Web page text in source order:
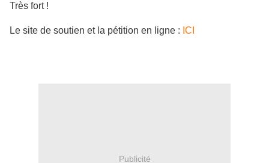
Très fort !
Le site de soutien et la pétition en ligne : ICI
Publicité